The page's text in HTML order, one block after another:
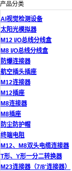
产品分类
AI视觉检测设备
太阳光模拟器
M12 I/O总线分线盒
M8 I/O总线分线盒
防爆连接器
航空插头插座
M12连接器
M12插座
M8连接器
M8插座
防尘防护帽
终端电阻
M12、M8双头电缆连接器
T形、Y形一分二转换器
M23连接器（7/8'连接器）